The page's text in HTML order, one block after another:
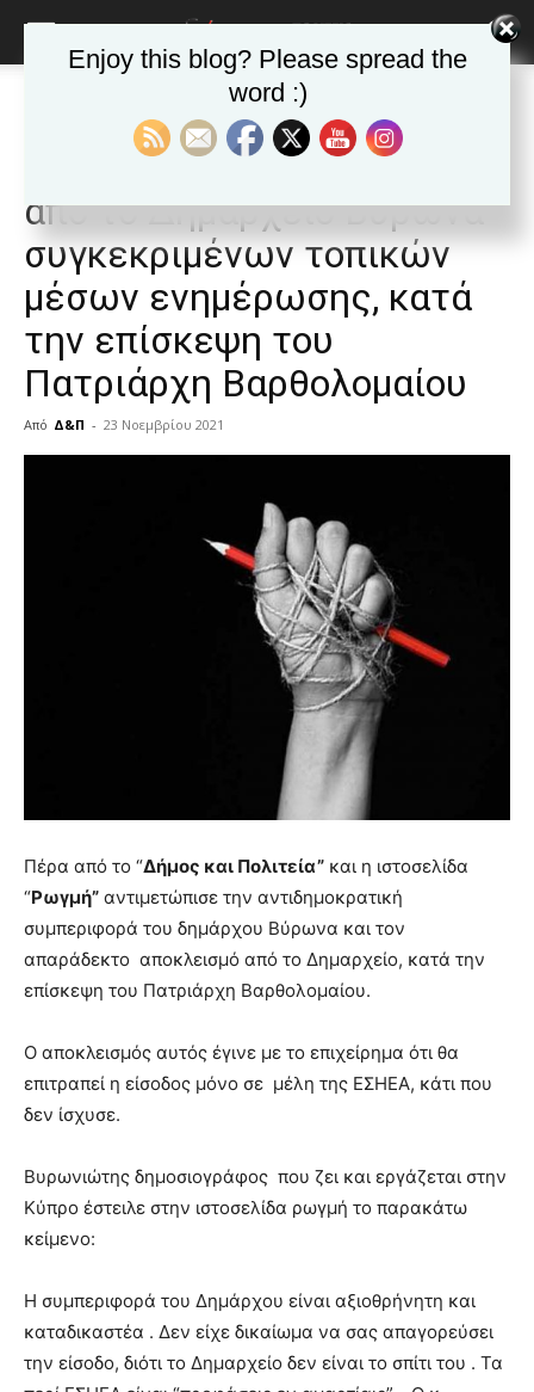
Ανακοινώσεις - Δελτία τύπου
Ανακοινώσεις - Δελτία τύπου Βήμα στο δημότη Δημοφιλή άρθρα
Απαράδεκτος αποκλεισμός
από το Δημαρχείο Βύρωνα
συγκεκριμένων τοπικών
μέσων ενημέρωσης, κατά
την επίσκεψη του
Πατριάρχη Βαρθολομαίου
Από Δ&Π - 23 Νοεμβρίου 2021
pain.
hd
porn
Πέρα από το “Δήμος και Πολιτεία” και η ιστοσελίδα
“Ρωγμή” αντιμετώπισε την αντιδημοκρατική
συμπεριφορά του δημάρχου Βύρωνα και τον
απαράδεκτο αποκλεισμό από το Δημαρχείο, κατά την
επίσκεψη του Πατριάρχη Βαρθολομαίου.
Ο αποκλεισμός αυτός έγινε με το επιχείρημα ότι θα
επιτραπεί η είσοδος μόνο σε μέλη της ΕΣΗΕΑ, κάτι που
δεν ίσχυσε.
Βυρωνιώτης δημοσιογράφος που ζει και εργάζεται στην
Κύπρο έστειλε στην ιστοσελίδα ρωγμή το παρακάτω
κείμενο:
Η συμπεριφορά του Δημάρχου είναι αξιοθρήνητη και
καταδικαστέα . Δεν είχε δικαίωμα να σας απαγορεύσει
την είσοδο, διότι το Δημαρχείο δεν είναι το σπίτι του . Τα
Enjoy this blog? Please spread the
word :)